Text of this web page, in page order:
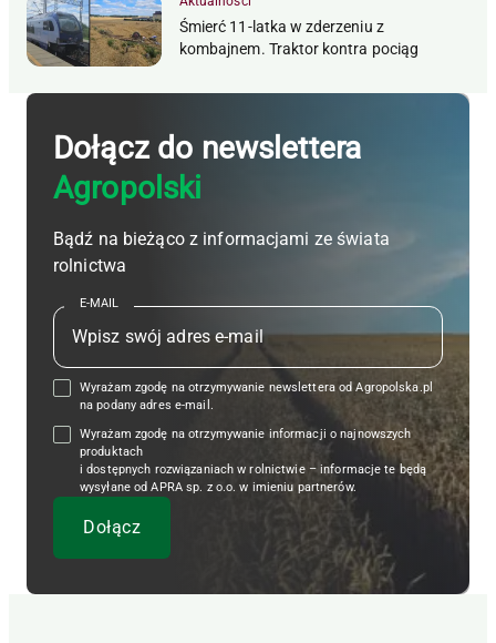
Śmierć 11-latka w zderzeniu z
kombajnem. Traktor kontra pociąg
Dołącz do newslettera
Agropolski
Bądź na bieżąco z informacjami ze świata
rolnictwa
E-MAIL
Wyrażam zgodę na otrzymywanie newslettera od Agropolska.pl
na podany adres e-mail.
Wyrażam zgodę na otrzymywanie informacji o najnowszych
produktach
i dostępnych rozwiązaniach w rolnictwie – informacje te będą
wysyłane od APRA sp. z o.o. w imieniu partnerów.